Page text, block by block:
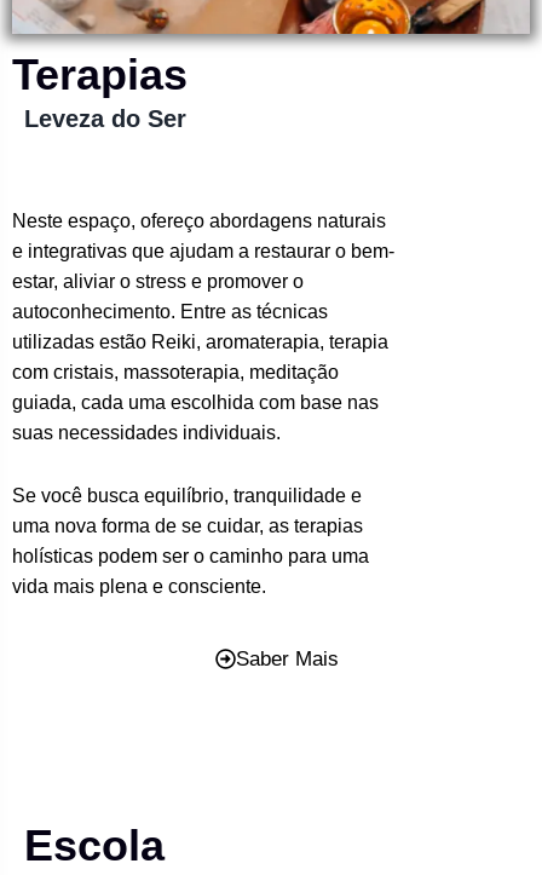
Terapias
Leveza do Ser
Neste espaço, ofereço abordagens naturais
e integrativas que ajudam a restaurar o bem-
estar, aliviar o stress e promover o
autoconhecimento. Entre as técnicas
utilizadas estão Reiki, aromaterapia, terapia
com cristais, massoterapia, meditação
guiada, cada uma escolhida com base nas
suas necessidades individuais.
Se você busca equilíbrio, tranquilidade e
uma nova forma de se cuidar, as terapias
holísticas podem ser o caminho para uma
vida mais plena e consciente.
Saber Mais
Escola